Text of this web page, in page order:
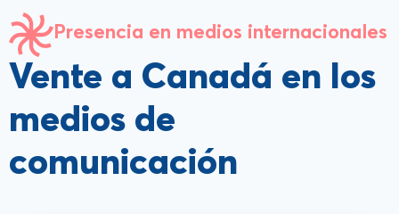
Presencia en medios internacionales
Vente a Canadá en los
medios de
comunicación